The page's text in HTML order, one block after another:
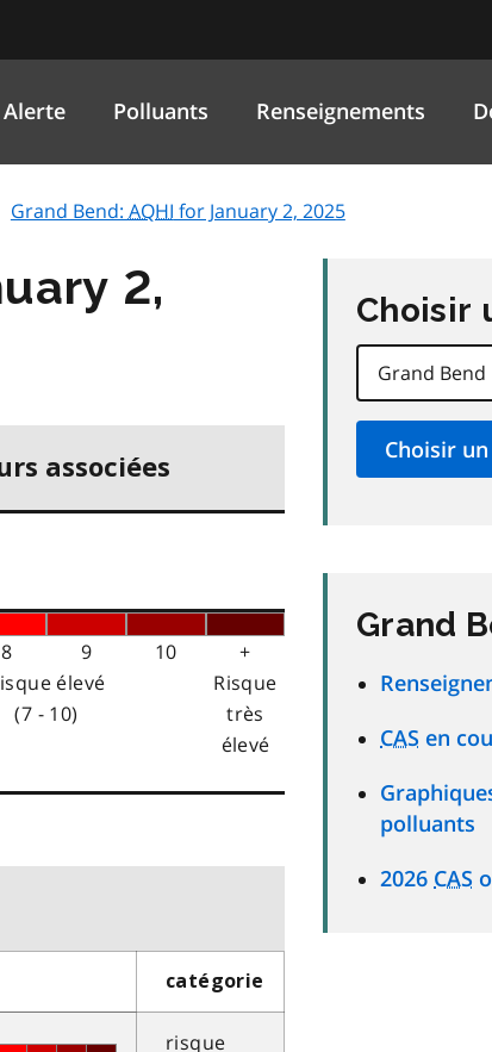
Alerte Polluants Renseignements
Grand Bend: AQHI for January 2, 2025
2,
associées
8 9 10
+
élevé
(7 - 10)
Risque
très
élevé
catégorie
risque
Choisir
Grand
CAS en
polluants
2026 CAS